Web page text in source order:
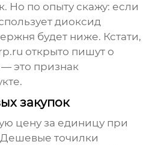
Но по опыту скажу: если
диоксид
будет ниже. Кстати,
открыто пишут о
это признак
закупок
цену за единицу при
Дешевые точилки